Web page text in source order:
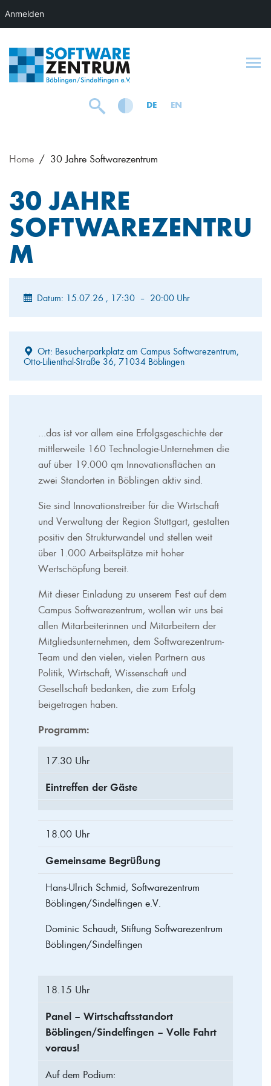
DE EN
Home 30 Jahre Softwarezentrum
30 JAHRE
SOFTWAREZENTRU
M
Datum: 15.07.26 , 17:30 – 20:00 Uhr
Ort: Besucherparkplatz am Campus Softwarezentrum,
Otto-Lilienthal-Straße 36, 71034 Böblingen
…das ist vor allem eine Erfolgsgeschichte der
mittlerweile 160 Technologie-Unternehmen die
auf über 19.000 qm Innovationsflächen an
zwei Standorten in Böblingen aktiv sind.
Sie sind Innovationstreiber für die Wirtschaft
und Verwaltung der Region Stuttgart, gestalten
positiv den Strukturwandel und stellen weit
über 1.000 Arbeitsplätze mit hoher
Wertschöpfung bereit.
Mit dieser Einladung zu unserem Fest auf dem
Campus Softwarezentrum, wollen wir uns bei
allen Mitarbeiterinnen und Mitarbeitern der
Mitgliedsunternehmen, dem Softwarezentrum-
Team und den vielen, vielen Partnern aus
Politik, Wirtschaft, Wissenschaft und
Gesellschaft bedanken, die zum Erfolg
beigetragen haben.
Programm:
17.30 Uhr
Eintreffen der Gäste
18.00 Uhr
Gemeinsame Begrüßung
Hans-Ulrich Schmid, Softwarezentrum
Böblingen/Sindelfingen e.V.
Dominic Schaudt, Stiftung Softwarezentrum
Böblingen/Sindelfingen
18.15 Uhr
Panel – Wirtschaftsstandort
Böblingen/Sindelfingen – Volle Fahrt
voraus!
Auf dem Podium:
Anmelden